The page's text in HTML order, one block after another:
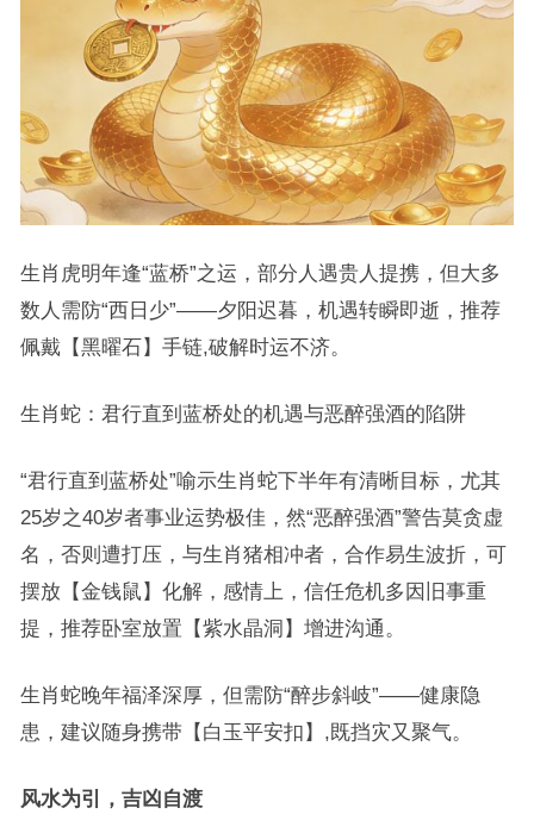
生肖虎明年逢“蓝桥”之运，部分人遇贵人提携，但大多
数人需防“西日少”——夕阳迟暮，机遇转瞬即逝，推荐
佩戴【黑曜石】手链,破解时运不济。
生肖蛇：君行直到蓝桥处的机遇与恶醉强酒的陷阱
“君行直到蓝桥处”喻示生肖蛇下半年有清晰目标，尤其
25岁之40岁者事业运势极佳，然“恶醉强酒”警告莫贪虚
名，否则遭打压，与生肖猪相冲者，合作易生波折，可
摆放【金钱鼠】化解，感情上，信任危机多因旧事重
提，推荐卧室放置【紫水晶洞】增进沟通。
生肖蛇晚年福泽深厚，但需防“醉步斜岐”——健康隐
患，建议随身携带【白玉平安扣】,既挡灾又聚气。
风水为引，吉凶自渡